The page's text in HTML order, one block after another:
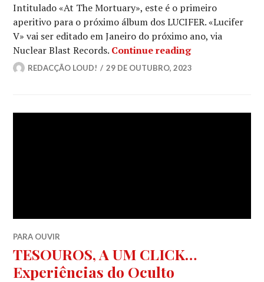
Intitulado «At The Mortuary», este é o primeiro
aperitivo para o próximo álbum dos LUCIFER. «Lucifer
V» vai ser editado em Janeiro do próximo ano, via
Nuclear Blast Records. Continue readingLUCIFER:
REDACÇÃO LOUD! 29 DE OUTUBRO, 2023
PARA OUVIR
TESOUROS, A UM CLICK…
Experiências do Oculto